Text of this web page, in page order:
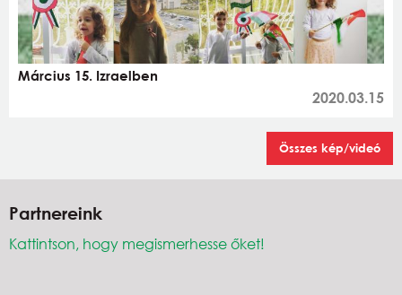
Március 15. Izraelben
2020.03.15
Összes kép/videó
Partnereink
Kattintson, hogy megismerhesse őket!